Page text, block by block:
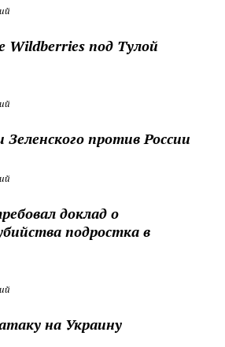
Wildberries под Тулой
против России
доклад о
подростка в
на Украину